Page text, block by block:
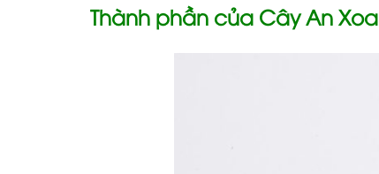
Thành phần của Cây An Xoa